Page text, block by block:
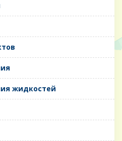
жидкостей